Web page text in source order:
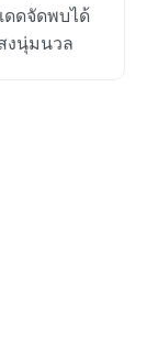
ดดจัดพบได้
งนุ่มนวล